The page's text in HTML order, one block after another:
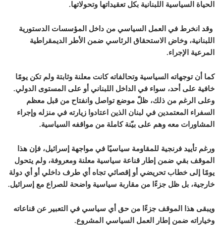
الحياة السياسية اللبنانية بكل تعقيداتها وتحولاتها.
وقد انخرط في العمل السياسي من داخل المؤسسات الدستورية
اللبنانية، وخاض الاستحقاق الرئاسي ضمن الأطر الديمقراطية
المرعية الإجراء.
كما أن توجهاته السياسية وتحالفاته كانت معلنة وثابتة ولم تكن يومًا
خافية على أحد، سواء في الداخل اللبناني أو على المستوى الدولي.
وعلى الرغم من ذلك، ظلّ موضع تواصل وانفتاح من قبل معظم
السفراء المعتمدين في لبنان الذين اعتادوا زيارته في منزله وإجراء
المشاورات معه وهم على بيّنة كاملة من مواقفه السياسية.
ورغم تأييد فرنجية للمقاومة سياسيًا في مواجهة إسرائيل، فإن هذا
الموقف بقي ضمن إطار قناعة سياسية معلنة ومعروفة، ولم يتحول
يومًا إلى خطاب تحريضي أو إقصائي تجاه أي طرف داخلي أو أي دولة
خارجية، بل ظل جزءًا من مقاربة سياسية واضحة للصراع مع إسرائيل.
ويبقى هذا الموقف جزءًا من حق أي سياسي في التعبير عن قناعاته
وخياراته ضمن إطار العمل السياسي المشروع.